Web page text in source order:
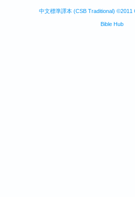
中文標準譯本 (CSB Traditional) ©2011
Bible Hub